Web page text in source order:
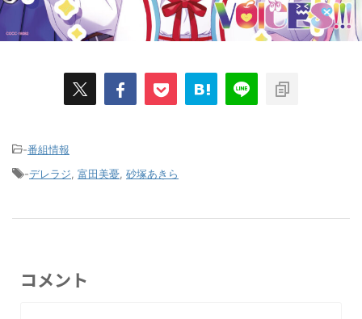
-番組情報
-デレラジ 富田美憂 砂塚あきら
コメント